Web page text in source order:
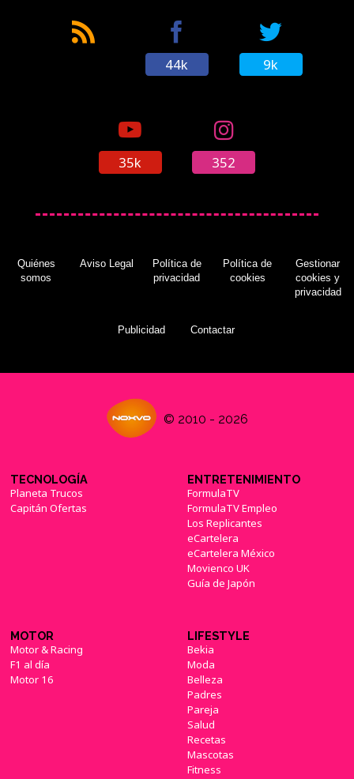
44k 9k
35k 352
Quiénes
somos
Aviso Legal
Política de
privacidad
Política de
cookies
Gestionar
cookies y
privacidad
Publicidad Contactar
© 2010 - 2026
TECNOLOGÍA
Planeta Trucos
Capitán Ofertas
ENTRETENIMIENTO
FormulaTV
FormulaTV Empleo
Los Replicantes
eCartelera
eCartelera México
Movienco UK
Guía de Japón
MOTOR
Motor & Racing
F1 al día
Motor 16
LIFESTYLE
Bekia
Moda
Belleza
Padres
Pareja
Salud
Recetas
Mascotas
Fitness